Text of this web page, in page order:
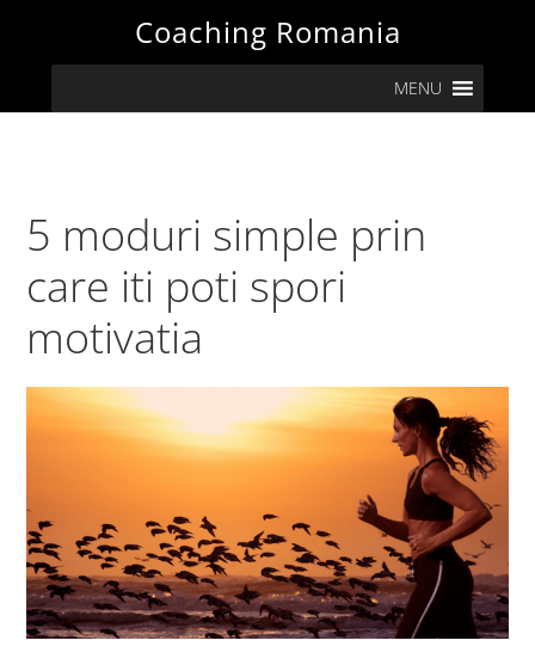
Coaching Romania
MENU
5 moduri simple prin
care iti poti spori
motivatia